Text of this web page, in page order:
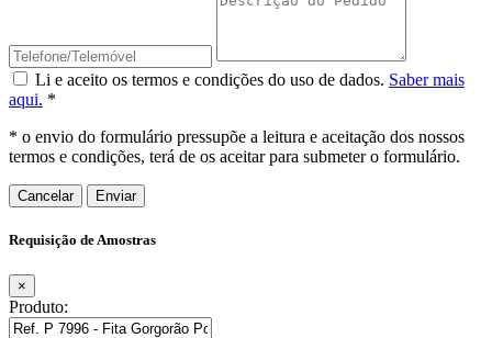
Li e aceito os termos e condições do uso de dados. Saber mais
aqui. *
* o envio do formulário pressupõe a leitura e aceitação dos nossos
termos e condições, terá de os aceitar para submeter o formulário.
Cancelar
Requisição de Amostras
×
Produto: